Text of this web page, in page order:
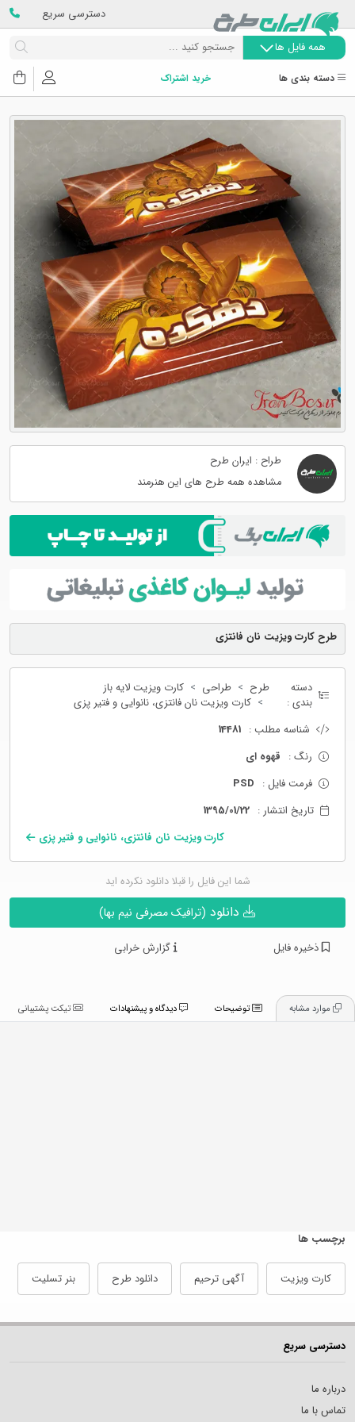
دسترسی سریع
همه فایل ها
دسته بندی ها خرید اشتراک
طرح کارت ویزیت نان فانتزی
دسته
بندی :
طرح طراحی
کارت ویزیت لایه باز
کارت ویزیت نان فانتزی، نانوایی و فتیر پزی
شناسه مطلب : 14481
رنگ : قهوه ای
فرمت فایل : PSD
تاریخ انتشار : 1395/01/22
کارت ویزیت نان فانتزی، نانوایی و فتیر پزی
شما این فایل را قبلا دانلود نکرده اید
(ترافیک مصرفی نیم بها)
ذخیره فایل گزارش خرابی
طراح : ایران طرح
مشاهده همه طرح های این هنرمند
توضیحات تیکت پشتیبانی
برچسب ها
کارت ویزیت آگهی ترحیم دانلود طرح بنر تسلیت
دسترسی سریع
درباره ما
تماس با ما